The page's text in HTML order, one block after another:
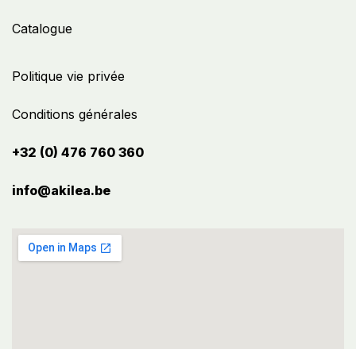
Politique vie privée
Conditions générales
+32 (0) 476 760 360
info@akilea.be​
Catalogue